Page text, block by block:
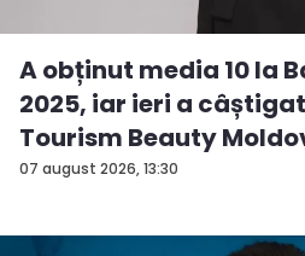
07 august 2026, 13:30
A obținut media 10 la
2025, iar ieri a
Tourism Beauty
Andreea...